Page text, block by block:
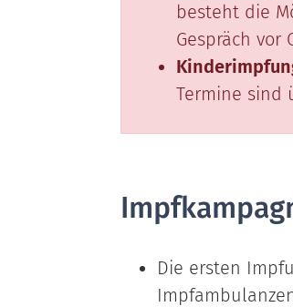
besteht die
Gespräch vor
Termine sind
Die ersten